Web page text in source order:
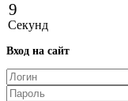
9
Секунд
Вход на сайт